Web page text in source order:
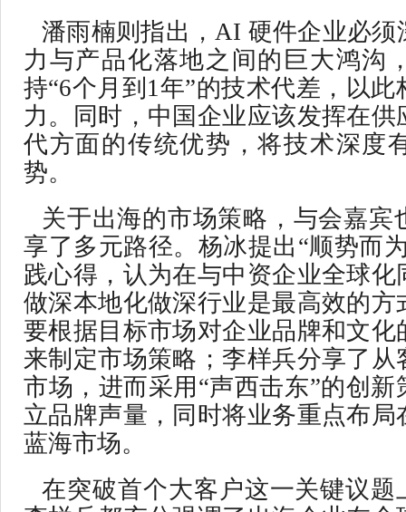
潘雨楠则指出，AI 硬件企业必须
力与产品化落地之间的巨大鸿沟
持“6个月到1年”的技术代差，以
力。同时，中国企业应该发挥在
代方面的传统优势，将技术深度
势。
关于出海的市场策略，与会嘉宾
享了多元路径。杨冰提出“顺势而
践心得，认为在与中资企业全球
做深本地化做深行业是最高效的方
要根据目标市场对企业品牌和文化
来制定市场策略；李样兵分享了从
市场，进而采用“声西击东”的创
立品牌声量，同时将业务重点布局
蓝海市场。
在突破首个大客户这一关键议题